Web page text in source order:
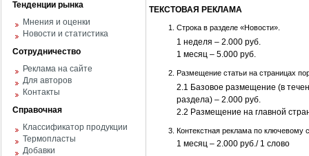
Тенденции рынка
Мнения и оценки
Новости и статистика
Сотрудничество
Реклама на сайте
Для авторов
Контакты
Справочная
Классификатор продукции
Термопласты
Добавки
ТЕКСТОВАЯ РЕКЛАМА
Строка в разделе «Новости».
1 неделя – 2.000 руб.
1 месяц – 5.000 руб.
Размещение статьи на страницах
2.1 Базовое размещение (в
раздела) – 2.000 руб.
2.2 Размещение на главной
Контекстная реклама по ключевому
1 месяц – 2.000 руб./ 1 слово